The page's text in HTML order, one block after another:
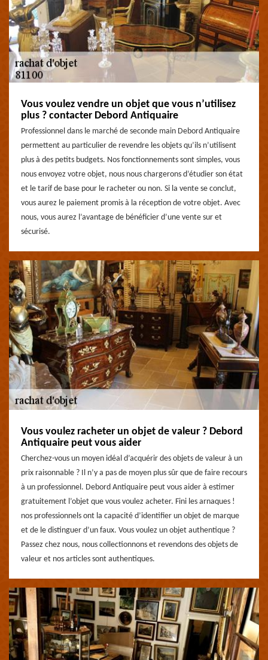
Vous voulez vendre un objet que vous n’utilisez
plus ? contacter Debord Antiquaire
Professionnel dans le marché de seconde main Debord Antiquaire
permettent au particulier de revendre les objets qu’ils n’utilisent
plus à des petits budgets. Nos fonctionnements sont simples, vous
nous envoyez votre objet, nous nous chargerons d’étudier son état
et le tarif de base pour le racheter ou non. Si la vente se conclut,
vous aurez le paiement promis à la réception de votre objet. Avec
nous, vous aurez l’avantage de bénéficier d’une vente sur et
sécurisé.
Vous voulez racheter un objet de valeur ? Debord
Antiquaire peut vous aider
Cherchez-vous un moyen idéal d’acquérir des objets de valeur à un
prix raisonnable ? Il n’y a pas de moyen plus sûr que de faire recours
à un professionnel. Debord Antiquaire peut vous aider à estimer
gratuitement l’objet que vous voulez acheter. Fini les arnaques !
nos professionnels ont la capacité d’identifier un objet de marque
et de le distinguer d’un faux. Vous voulez un objet authentique ?
Passez chez nous, nous collectionnons et revendons des objets de
valeur et nos articles sont authentiques.